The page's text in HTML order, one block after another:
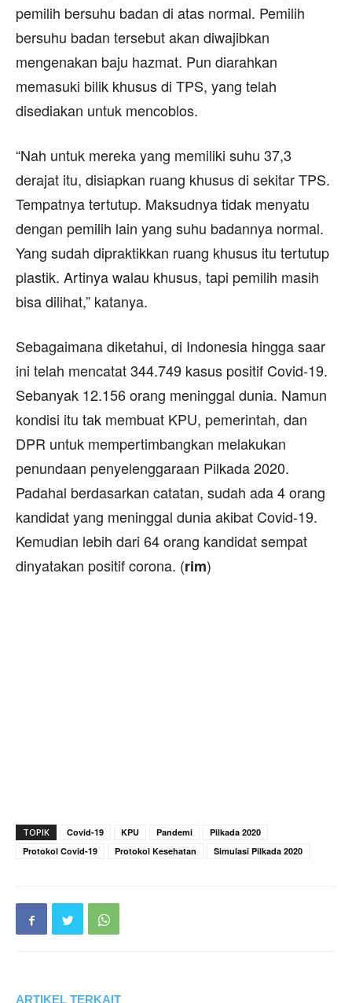
pemilih bersuhu badan di atas normal. Pemilih
bersuhu badan tersebut akan diwajibkan
mengenakan baju hazmat. Pun diarahkan
memasuki bilik khusus di TPS, yang telah
disediakan untuk mencoblos.
“Nah untuk mereka yang memiliki suhu 37,3
derajat itu, disiapkan ruang khusus di sekitar TPS.
Tempatnya tertutup. Maksudnya tidak menyatu
dengan pemilih lain yang suhu badannya normal.
Yang sudah dipraktikkan ruang khusus itu tertutup
plastik. Artinya walau khusus, tapi pemilih masih
bisa dilihat,” katanya.
Sebagaimana diketahui, di Indonesia hingga saar
ini telah mencatat 344.749 kasus positif Covid-19.
Sebanyak 12.156 orang meninggal dunia. Namun
kondisi itu tak membuat KPU, pemerintah, dan
DPR untuk mempertimbangkan melakukan
penundaan penyelenggaraan Pilkada 2020.
Padahal berdasarkan catatan, sudah ada 4 orang
kandidat yang meninggal dunia akibat Covid-19.
Kemudian lebih dari 64 orang kandidat sempat
dinyatakan positif corona. (rim)
TOPIK Covid-19 KPU Pandemi
Pilkada 2020
Protokol Covid-19
Protokol Kesehatan Simulasi Pilkada 2020
ARTIKEL TERKAIT